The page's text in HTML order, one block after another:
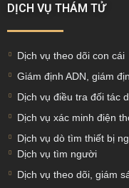
DỊCH VỤ THÁM TỬ
Dịch vụ theo dõi con cái
Giám định ADN, giám
Dịch vụ điều tra đối tác
Dịch vụ xác minh điện
Dịch vụ dò tìm thiết bị
Dịch vụ tìm người
Dịch vụ theo dõi, giám